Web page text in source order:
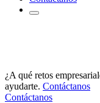
¿A qué retos
ayudarte. Contáctanos
Contáctanos